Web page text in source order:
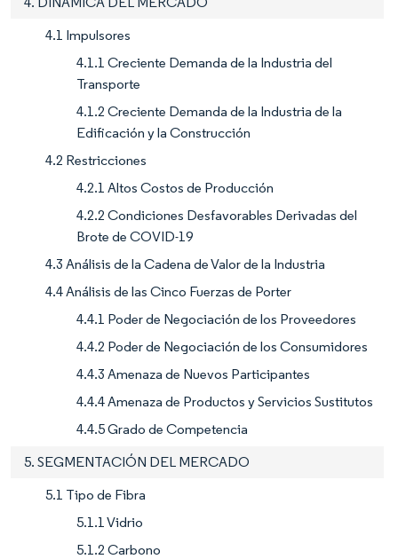
4.1 Impulsores
4.1.1 Creciente Demanda de la Industria del
Transporte
4.1.2 Creciente Demanda de la Industria de la
Edificación y la Construcción
4.2 Restricciones
4.2.1 Altos Costos de Producción
4.2.2 Condiciones Desfavorables Derivadas del
Brote de COVID-19
4.3 Análisis de la Cadena de Valor de la Industria
4.4 Análisis de las Cinco Fuerzas de Porter
4.4.1 Poder de Negociación de los Proveedores
4.4.2 Poder de Negociación de los Consumidores
4.4.3 Amenaza de Nuevos Participantes
4.4.4 Amenaza de Productos y Servicios Sustitutos
4.4.5 Grado de Competencia
5. SEGMENTACIÓN DEL MERCADO
5.1 Tipo de Fibra
5.1.1 Vidrio
5.1.2 Carbono